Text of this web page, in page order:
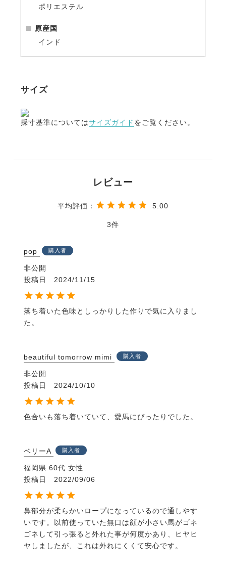
ポリエステル
原産国
インド
サイズ
採寸基準についてはサイズガイド をご覧ください。
5.00
3
pop 購入者
非公開
投稿日
2024/11/15
落ち着いた色味としっかりした作りで気に入りまし
た。
beautiful tomorrow mimi 購入者
非公開
投稿日
2024/10/10
色合いも落ち着いていて、愛馬にぴったりでした。
ベリーA 購入者
福岡県 60代 女性
投稿日
2022/09/06
鼻部分が柔らかいロープになっているので通しやす
いです。以前使っていた無口は顔が小さい馬がゴネ
ゴネして引っ張ると外れた事が何度かあり、ヒヤヒ
ヤしましたが、これは外れにくくて安心です。